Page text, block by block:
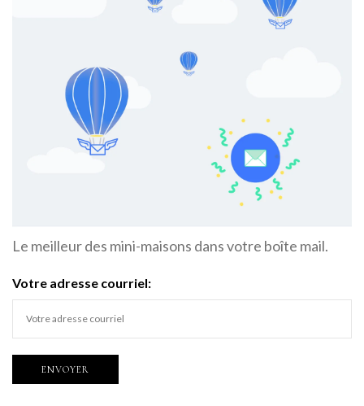
Le meilleur des mini-maisons dans votre boîte mail.
Votre adresse courriel: